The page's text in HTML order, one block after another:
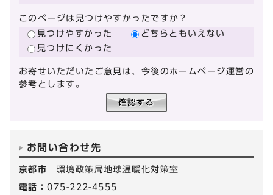
このページは見つけやすかったですか？
見つけやすかった
どちらともいえない
見つけにくかった
お寄せいただいたご意見は、今後のホームページ運営の
参考とします。
お問い合わせ先
京都市 環境政策局地球温暖化対策室
電話：075-222-4555